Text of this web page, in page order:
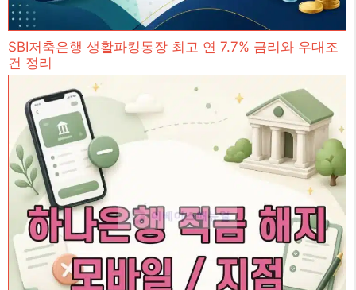
SBI저축은행 생활파킹통장 최고 연 7.7% 금리와 우대조
건 정리